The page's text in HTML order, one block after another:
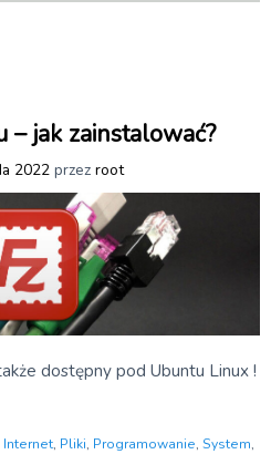
jak zainstalować?
2022 przez root
dostępny pod Ubuntu Linux !
Internet, Pliki, Programowanie, System,